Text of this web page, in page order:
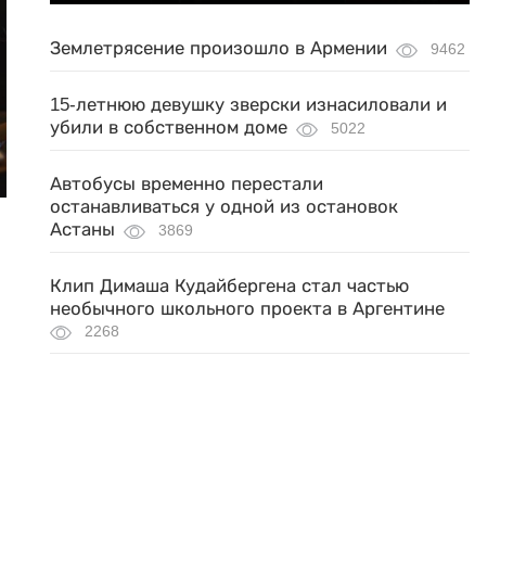
Землетрясение произошло в Армении 9462
15-летнюю девушку зверски изнасиловали и
убили в собственном доме
5022
Автобусы временно перестали
останавливаться у одной из остановок
Астаны
3869
Клип Димаша Кудайбергена стал частью
необычного школьного проекта в Аргентине
2268